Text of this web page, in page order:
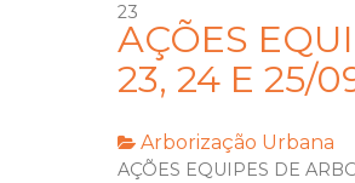
23
AÇÕES
23, 24 E 25/
Arborização Urbana
AÇÕES EQUIPES DE